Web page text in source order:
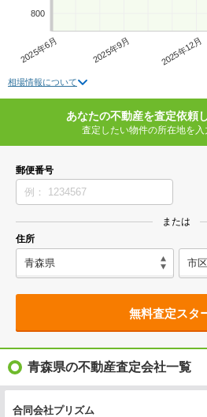
2025年6月 2025年9月 2025年12月
800
相場情報について
あなたの不動産を査定依頼
査定したい物件の所在地を
郵便番号
または
住所
無料査定スタ
青森県の不動産査定会社一覧
合同会社プリズム